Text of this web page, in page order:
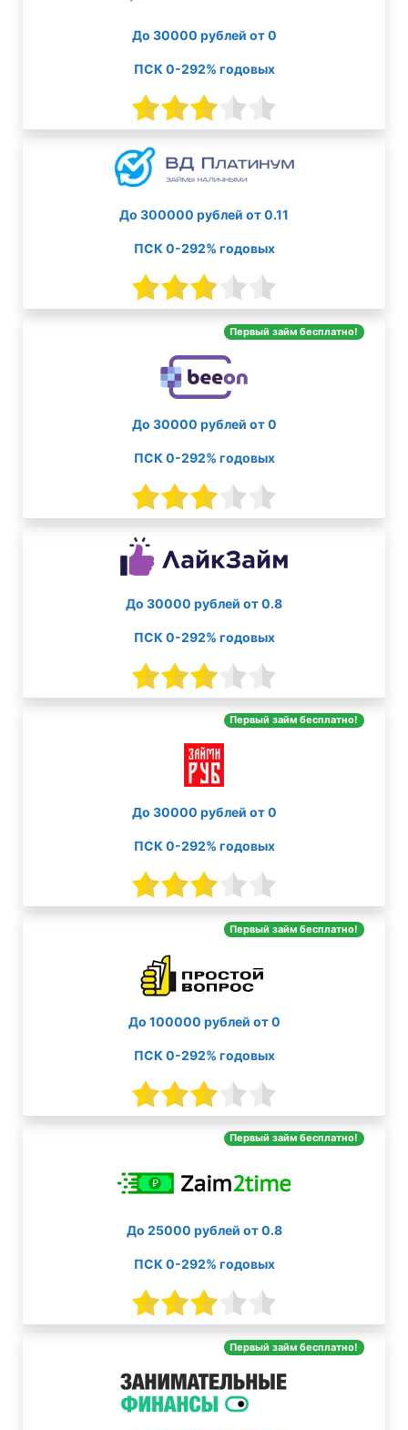
До 30000 рублей от 0
ПСК 0-292% годовых
До 300000 рублей от 0.11
ПСК 0-292% годовых
Первый займ бесплатно!
До 30000 рублей от 0
ПСК 0-292% годовых
До 30000 рублей от 0.8
ПСК 0-292% годовых
Первый займ бесплатно!
До 30000 рублей от 0
ПСК 0-292% годовых
Первый займ бесплатно!
До 100000 рублей от 0
ПСК 0-292% годовых
Первый займ бесплатно!
До 25000 рублей от 0.8
ПСК 0-292% годовых
Первый займ бесплатно!